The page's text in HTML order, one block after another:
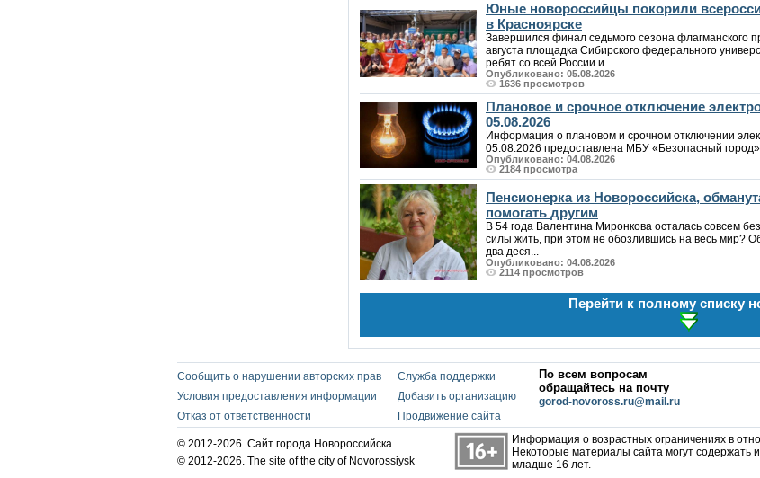
Юные новороссийцы покорили
в Красноярске
Завершился финал седьмого сезона флагманского
августа площадка Сибирского федерального
ребят со всей России и ...
Опубликовано: 05.08.2026
1636 просмотров
Плановое и срочное отключение
05.08.2026
Информация о плановом и срочном отключении
05.08.2026 предоставлена МБУ «Безопасный
Опубликовано: 04.08.2026
2184 просмотра
Пенсионерка из Новороссийска,
помогать другим
В 54 года Валентина Миронкова осталась совсем
силы жить, при этом не обозлившись на весь мир?
два деся...
Опубликовано: 04.08.2026
2114 просмотров
Перейти к полному списку
Сообщить о нарушении авторских прав
Условия предоставления информации
Отказ от ответственности
Служба поддержки
Добавить организацию
Продвижение сайта
По всем вопросам
обращайтесь на почту
gorod-novoross.ru@mail.ru
© 2012-2026. Сайт города Новороссийска
© 2012-2026. The site of the city of Novorossiysk
Информация о возрастных ограничениях в
Некоторые материалы сайта могут
младше 16 лет.